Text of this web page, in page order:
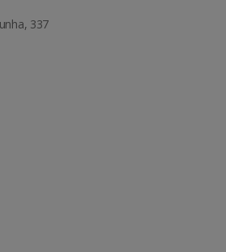
337